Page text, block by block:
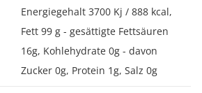
Energiegehalt 3700 Kj / 888 kcal,
Fett 99 g - gesättigte Fettsäuren
16g, Kohlehydrate 0g - davon
Zucker 0g, Protein 1g, Salz 0g